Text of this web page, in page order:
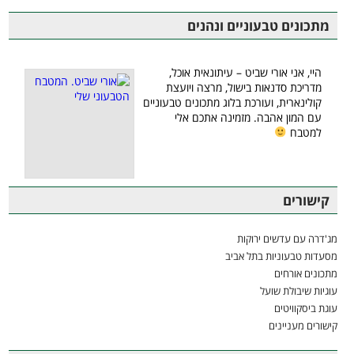
מתכונים טבעוניים ונהנים
היי, אני אורי שביט – עיתונאית אוכל,
מדריכת סדנאות בישול, מרצה ויועצת
קולינארית, ועורכת בלוג מתכונים טבעוניים
עם המון אהבה. מזמינה אתכם אלי
למטבח
קישורים
מג'דרה עם עדשים ירוקות
מסעדות טבעוניות בתל אביב
מתכונים אורחים
עוגיות שיבולת שועל
עוגת ביסקוויטים
קישורים מעניינים